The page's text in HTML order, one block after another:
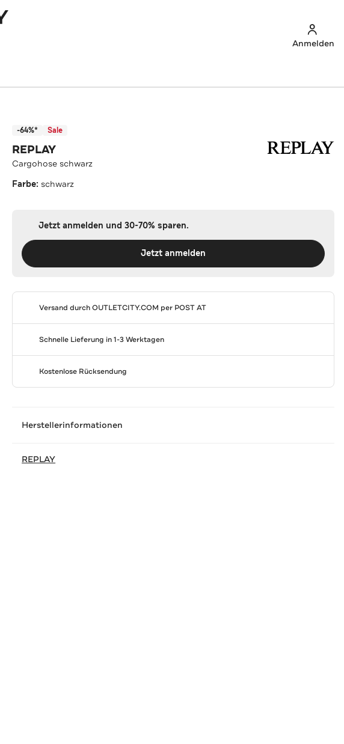
Anmelden
-64%* Sale
REPLAY
Cargohose schwarz
Farbe: schwarz
Jetzt anmelden und 30-70% sparen.
Jetzt anmelden
Versand durchOUTLETCITY.COM per POST AT
Schnelle Lieferung in 1-3 Werktagen
Kostenlose Rücksendung
Herstellerinformationen
REPLAY